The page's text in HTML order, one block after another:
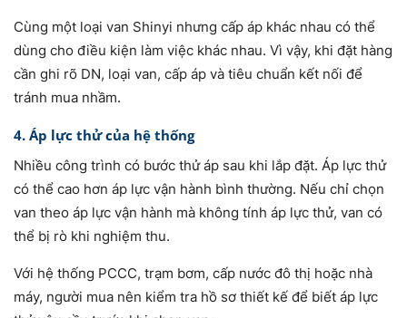
Cùng một loại van Shinyi nhưng cấp áp khác nhau có thể
dùng cho điều kiện làm việc khác nhau. Vì vậy, khi đặt hàng
cần ghi rõ DN, loại van, cấp áp và tiêu chuẩn kết nối để
tránh mua nhầm.
4. Áp lực thử của hệ thống
Nhiều công trình có bước thử áp sau khi lắp đặt. Áp lực thử
có thể cao hơn áp lực vận hành bình thường. Nếu chỉ chọn
van theo áp lực vận hành mà không tính áp lực thử, van có
thể bị rò khi nghiệm thu.
Với hệ thống PCCC, trạm bơm, cấp nước đô thị hoặc nhà
máy, người mua nên kiểm tra hồ sơ thiết kế để biết áp lực